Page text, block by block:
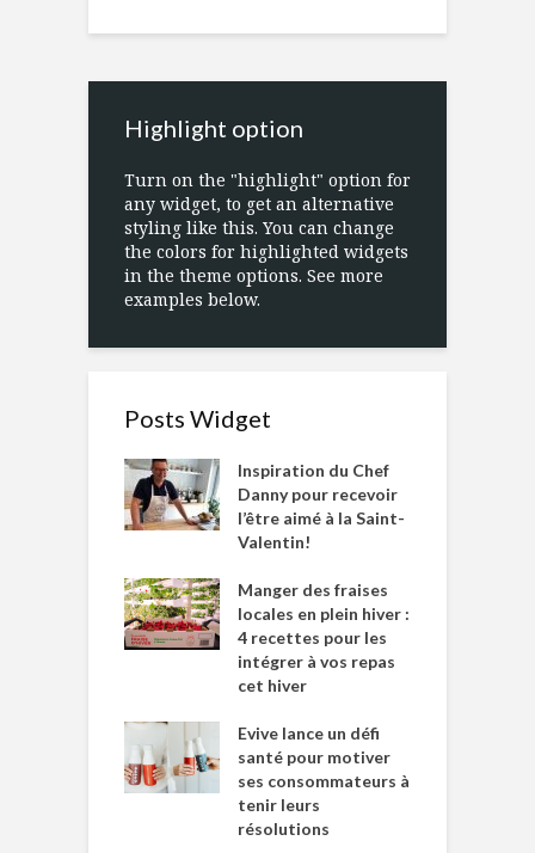
Highlight option
Turn on the "highlight" option for
any widget, to get an alternative
styling like this. You can change
the colors for highlighted widgets
in the theme options. See more
examples below.
Posts Widget
Inspiration du Chef
Danny pour recevoir
l’être aimé à la Saint-
Valentin!
Manger des fraises
locales en plein hiver :
4 recettes pour les
intégrer à vos repas
cet hiver
Evive lance un défi
santé pour motiver
ses consommateurs à
tenir leurs
résolutions